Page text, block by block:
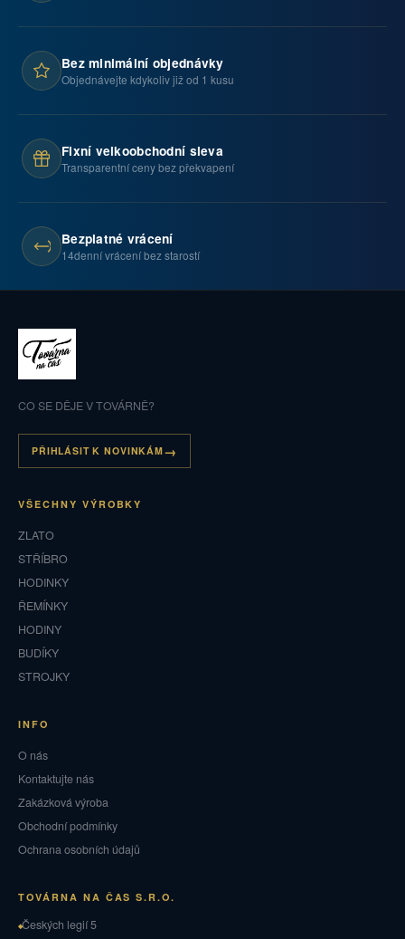
Bez minimální objednávky
Objednávejte kdykoliv již od 1 kusu
Fixní velkoobchodní sleva
Transparentní ceny bez překvapení
Bezplatné vrácení
14denní vrácení bez starostí
CO SE DĚJE V TOVÁRNĚ?
PŘIHLÁSIT K NOVINKÁM
VŠECHNY VÝROBKY
ZLATO
STŘÍBRO
HODINKY
ŘEMÍNKY
HODINY
BUDÍKY
STROJKY
INFO
O nás
Kontaktujte nás
Zakázková výroba
Obchodní podmínky
Ochrana osobních údajů
TOVÁRNA NA ČAS S.R.O.
Českých legií 5